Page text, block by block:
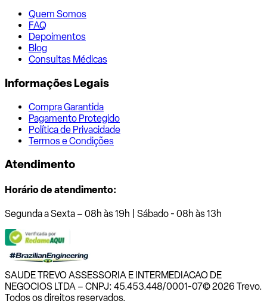
Quem Somos
FAQ
Depoimentos
Blog
Consultas Médicas
Informações Legais
Compra Garantida
Pagamento Protegido
Política de Privacidade
Termos e Condições
Atendimento
Horário de atendimento:
Segunda a Sexta – 08h às 19h | Sábado - 08h às 13h
SAUDE TREVO ASSESSORIA E INTERMEDIACAO DE
NEGOCIOS LTDA – CNPJ: 45.453.448/0001-07© 2026 Trevo.
Todos os direitos reservados.